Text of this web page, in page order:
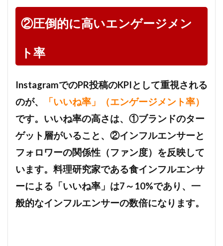
②圧倒的に高いエンゲージメン
ト率
InstagramでのPR投稿のKPIとして重視される
のが、
「いいね率」（エンゲージメント率）
です。いいね率の高さは、①ブランドのター
ゲット層がいること、②インフルエンサーと
フォロワーの関係性（ファン度）を反映して
います。料理研究家である食インフルエンサ
ーによる「いいね率」は7～10%であり、一
般的なインフルエンサーの数倍になります。